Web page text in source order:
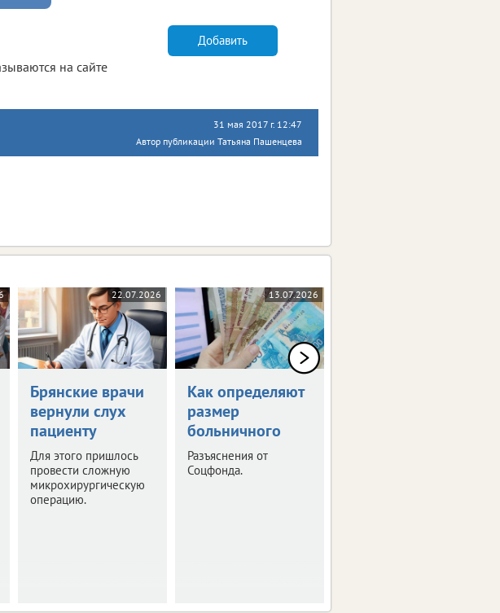
на сайте
Добавить
31 мая 2017 г. 12:47
Автор публикации Татьяна Пашенцева
22.07.2026
Брянские врачи
вернули слух
пациенту
Для этого пришлось
провести сложную
микрохирургическую
операцию.
13.07.2026
Как определяют
размер
больничного
Разъяснения от
Соцфонда.